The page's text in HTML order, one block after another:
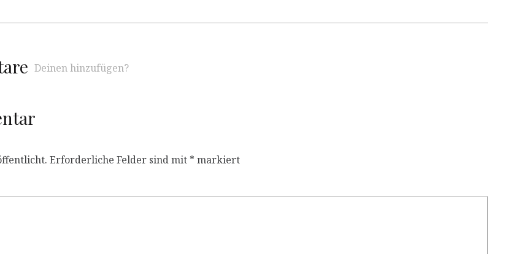
Deinen hinzufügen?
Erforderliche Felder sind mit * markiert